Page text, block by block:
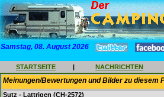
Samstag, 08. August 2026
STARTSEITE | NACHRICHTEN
Meinungen/Bewertungen und Bilder zu diesem
Sutz - Lattrigen (CH-2572)